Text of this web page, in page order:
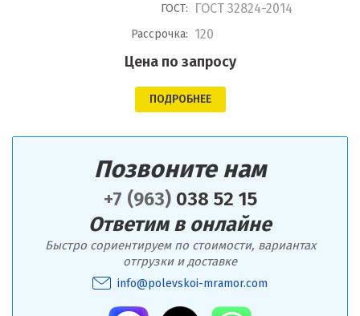
ГОСТ: ГОСТ 32824-2014
Рассрочка: 120
Цена по запросу
ПОДРОБНЕЕ
Позвоните нам
+7 (963)038 52 15
Ответим в онлайне
Быстро сориентируем по стоимости, вариантах
отгрузки и доставке
info@polevskoi-mramor.com